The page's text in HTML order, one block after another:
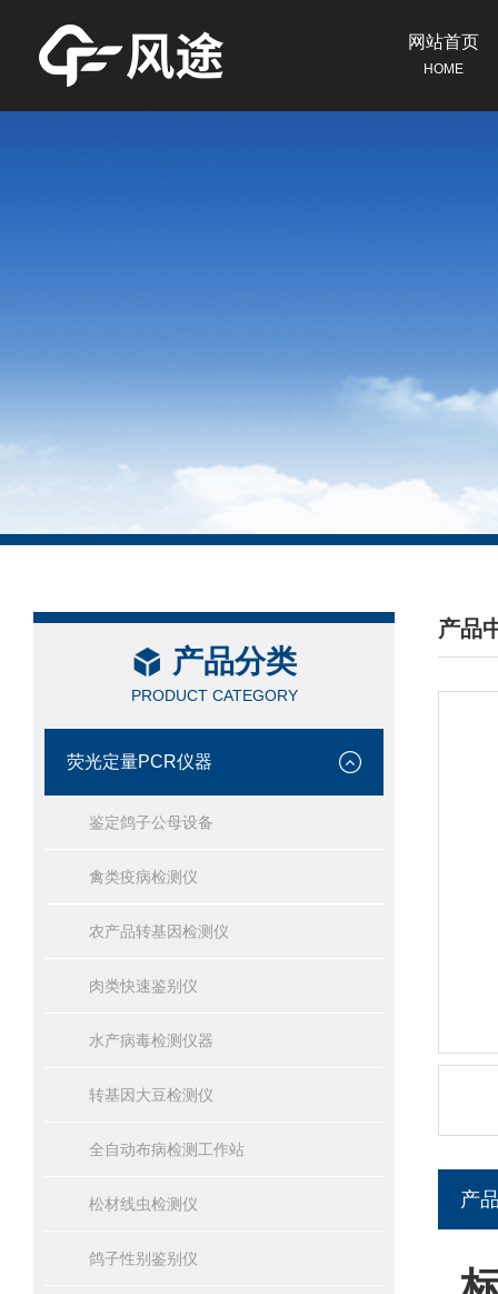
网站首页
HOME
产品分类
PRODUCT CATEGORY
荧光定量PCR仪器
鉴定鸽子公母设备
禽类疫病检测仪
农产品转基因检测仪
肉类快速鉴别仪
水产病毒检测仪器
转基因大豆检测仪
全自动布病检测工作站
松材线虫检测仪
鸽子性别鉴别仪
产品
/
产